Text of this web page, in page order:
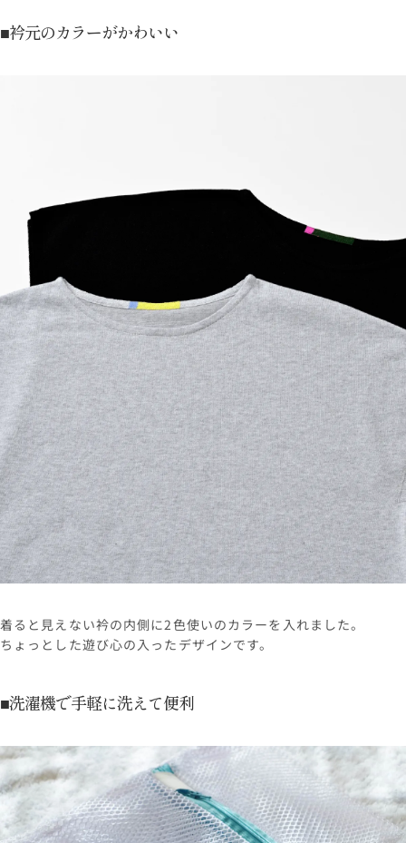
■衿元のカラーがかわいい
着ると見えない衿の内側に2色使いのカラーを入れました。
ちょっとした遊び心の入ったデザインです。
■洗濯機で手軽に洗えて便利